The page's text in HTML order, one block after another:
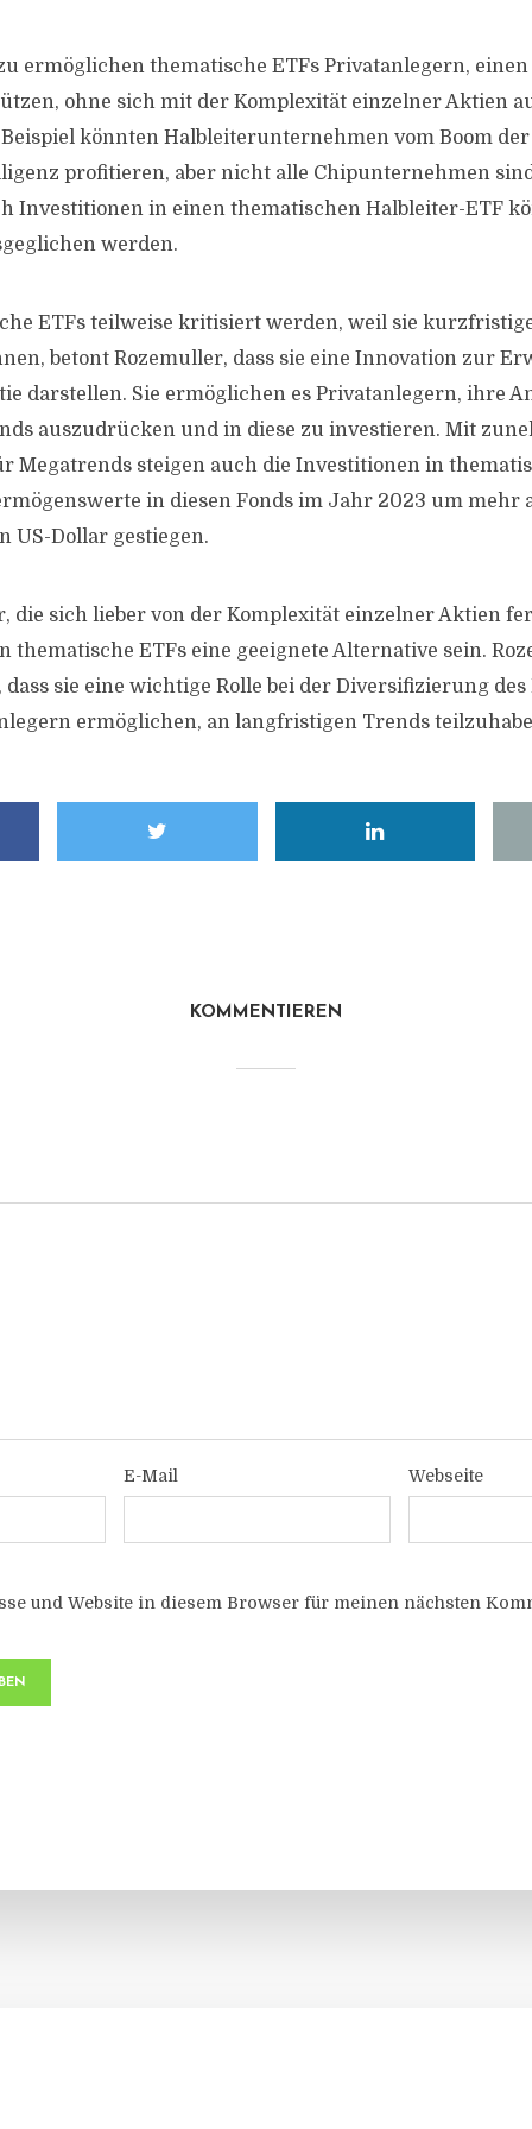
ermöglichen thematische ETFs Privatanlegern,
ohne sich mit der Komplexität einzelner Aktien
könnten Halbleiterunternehmen vom Boom
profitieren, aber nicht alle Chipunternehmen
Investitionen in einen thematischen Halbleiter-ETF
werden.
ETFs teilweise kritisiert werden, weil sie
betont Rozemuller, dass sie eine Innovation zur
darstellen. Sie ermöglichen es Privatanlegern, ihre
auszudrücken und in diese zu investieren. Mit
Megatrends steigen auch die Investitionen in
in diesen Fonds im Jahr 2023 um mehr
US-Dollar gestiegen.
die sich lieber von der Komplexität einzelner Aktien
thematische ETFs eine geeignete Alternative sein.
sie eine wichtige Rolle bei der Diversifizierung
ermöglichen, an langfristigen Trends
KOMMENTIEREN
E-Mail Webseite
und Website in diesem Browser für meinen nächsten